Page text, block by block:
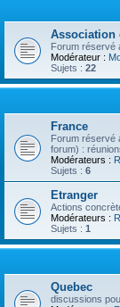
Association
Forum réservé
Modérateur :
Sujets : 22
France
Forum réservé
forum) :
Modérateurs :
Sujets : 6
Etranger
Actions
Modérateurs :
Sujets : 1
Quebec
discussions